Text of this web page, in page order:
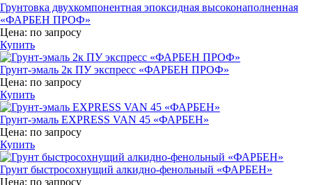
Грунтовка двухкомпонентная эпоксидная высоконаполненная
«ФАРБЕН ПРОФ»
Цена: по запросу
Купить
Грунт-эмаль 2к ПУ экспресс «ФАРБЕН ПРОФ»
Цена: по запросу
Купить
Грунт-эмаль EXPRESS VAN 45 «ФАРБЕН»
Цена: по запросу
Купить
Грунт быстросохнущий алкидно-фенольный «ФАРБЕН»
Цена: по запросу